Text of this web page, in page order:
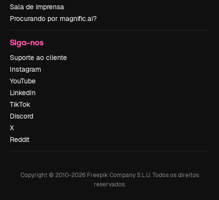
Sala de imprensa
Procurando por magnific.ai?
Siga-nos
Suporte ao cliente
Instagram
YouTube
LinkedIn
TikTok
Discord
X
Reddit
Copyright © 2010-2026Freepik Company S.L.U. Todos os direitos
reservados.